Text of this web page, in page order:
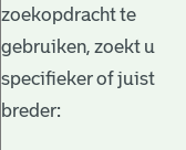
zoekopdracht te
gebruiken, zoekt u
specifieker of juist
breder: